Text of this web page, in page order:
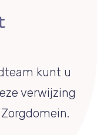
kunt u
verwijzing